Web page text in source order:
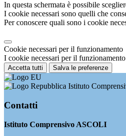
In questa schermata è possibile
I cookie necessari sono quelli che
Per conoscere quali sono i cookie
Cookie necessari per il funzionamento
I cookie necessari per il
Accetta tutti Salva le preferenze
Istituto
Contatti
Istituto Comprensivo ASCOLI